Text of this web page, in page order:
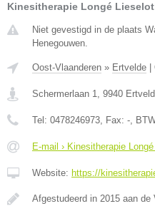
Kinesitherapie Longé Lieselot
Niet gevestigd in de plaats
Henegouwen.
Oost-Vlaanderen » Ertvelde
Schermerlaan 1, 9940
Tel: 0478246973, Fax: -,
E-mail › Kinesitherapie
Website: https://
Afgestudeerd in 2015 aan